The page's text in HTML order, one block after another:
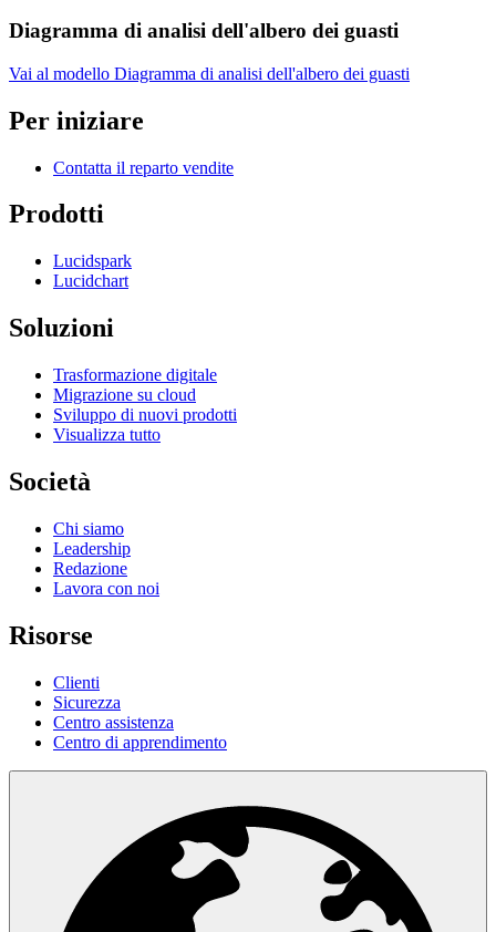
Diagramma di analisi dell'albero dei guasti
Vai al modello Diagramma di analisi dell'albero dei guasti
Per iniziare
Contatta il reparto vendite
Prodotti
Lucidspark
Lucidchart
Soluzioni
Trasformazione digitale
Migrazione su cloud
Sviluppo di nuovi prodotti
Visualizza tutto
Società
Chi siamo
Leadership
Redazione
Lavora con noi
Risorse
Clienti
Sicurezza
Centro assistenza
Centro di apprendimento